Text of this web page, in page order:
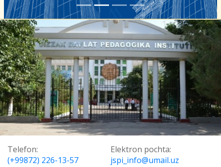
Telefon:
(+99872) 226-13-57
Elektron pochta:
jspi_info@umail.uz